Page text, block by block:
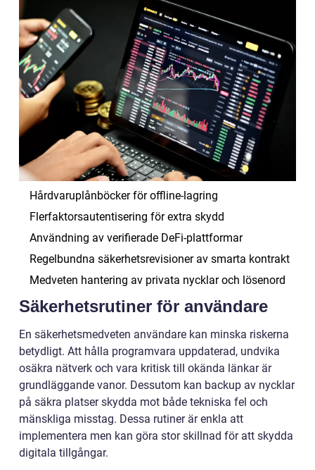
Hårdvaruplånböcker för offline-lagring
Flerfaktorsautentisering för extra skydd
Användning av verifierade DeFi-plattformar
Regelbundna säkerhetsrevisioner av smarta kontrakt
Medveten hantering av privata nycklar och lösenord
Säkerhetsrutiner för användare
En säkerhetsmedveten användare kan minska riskerna
betydligt. Att hålla programvara uppdaterad, undvika
osäkra nätverk och vara kritisk till okända länkar är
grundläggande vanor. Dessutom kan backup av nycklar
på säkra platser skydda mot både tekniska fel och
mänskliga misstag. Dessa rutiner är enkla att
implementera men kan göra stor skillnad för att skydda
digitala tillgångar.